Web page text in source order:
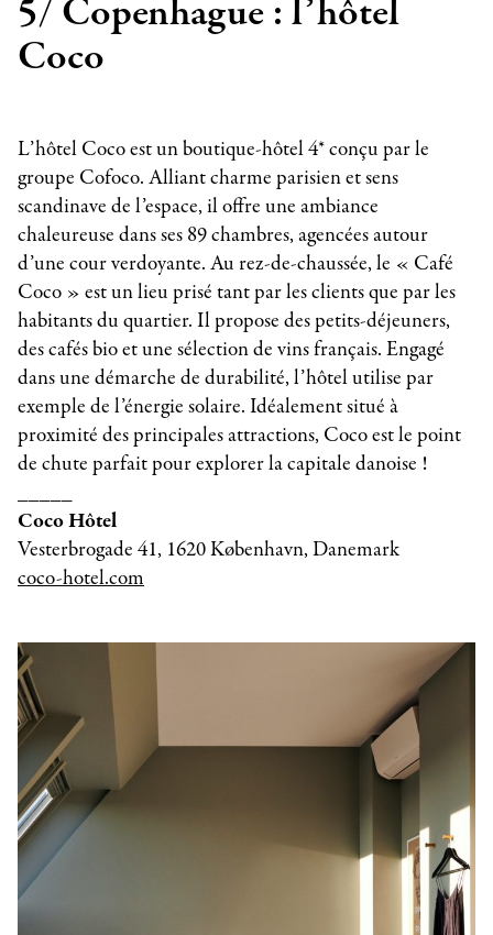
5/ Copenhague : l’hôtel
Coco
L’hôtel Coco est un boutique-hôtel 4* conçu par le
groupe Cofoco. Alliant charme parisien et sens
scandinave de l’espace, il offre une ambiance
chaleureuse dans ses 89 chambres, agencées autour
d’une cour verdoyante. Au rez-de-chaussée, le « Café
Coco » est un lieu prisé tant par les clients que par les
habitants du quartier. Il propose des petits-déjeuners,
des cafés bio et une sélection de vins français. Engagé
dans une démarche de durabilité, l’hôtel utilise par
exemple de l’énergie solaire. Idéalement situé à
proximité des principales attractions, Coco est le point
de chute parfait pour explorer la capitale danoise !
Coco Hôtel
Vesterbrogade 41, 1620 København, Danemark
coco-hotel.com